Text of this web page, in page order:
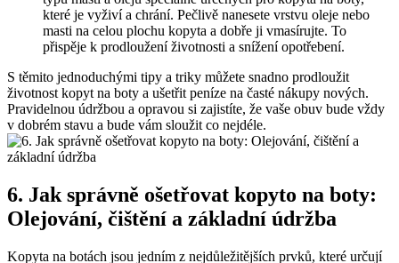
které je vyživí a chrání. Pečlivě nanesete vrstvu oleje nebo
masti ‌na celou ⁣plochu kopyta a ⁢dobře ji vmasírujte. To
přispěje k prodloužení životnosti​ a snížení opotřebení.
S těmito jednoduchými tipy a triky můžete‌ snadno ⁢prodloužit
životnost ​kopyt na boty ‌a ušetřit peníze na‌ časté nákupy nových.
Pravidelnou údržbou a opravou si‌ zajistíte,‌ že vaše obuv bude vždy
v dobrém stavu a bude‌ vám sloužit ⁤co nejdéle.
6. Jak správně ošetřovat kopyto na boty:
Olejování, čištění a základní⁤ údržba
Kopyta na ⁢botách‍ jsou​ jedním ⁢z nejdůležitějších prvků, které určují